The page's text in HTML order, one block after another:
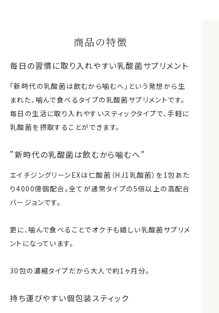
商品の特徴
毎日の習慣に取り入れやすい乳酸菌サプリメント
「新時代の乳酸菌は飲むから噛むへ」という発想から生
まれた、噛んで食べるタイプの乳酸菌サプリメントです。
毎日の生活に取り入れやすいスティックタイプで、手軽に
乳酸菌を摂取することができます。
"新時代の乳酸菌は飲むから噛むへ"
エイチジングリーンEXは仁酸菌（HJ1乳酸菌）を1包あた
り4000億個配合。全てが通常タイプの5倍以上の高配合
バージョンです。
更に、噛んで食べることでオクチも嬉しい乳酸菌サプリメ
ントになっています。
30包の濃縮タイプだから大人で約1ヶ月分。
持ち運びやすい個包装スティック